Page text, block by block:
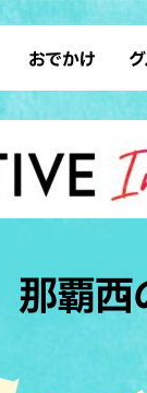
ス
テ
おでかけ
アート
ショッピング
体験
アジア
タコス
ブッフ
覇西